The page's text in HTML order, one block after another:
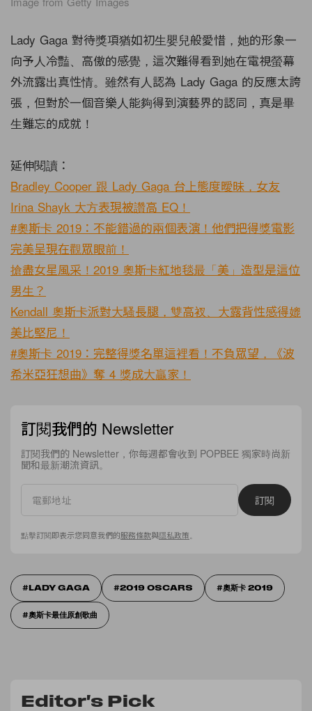
Lady Gaga 對待獎項猶如初生嬰兒般愛惜，她的形象一
向予人冷豔、高傲的感覺，這次難得看到她在電視螢幕
外流露出真性情。雖然有人認為 Lady Gaga 的反應太誇
張，但對於一個音樂人能夠得到演藝界的認同，真是畢
生難忘的成就！
延伸閱讀：
Bradley Cooper 跟 Lady Gaga 台上態度曖昧，女友
Irina Shayk 大方表現被讚高 EQ！
#奧斯卡 2019：不能錯過的兩個表演！他們把得獎電影
完美呈現在觀眾眼前！
搶盡女星風采！2019 奧斯卡紅地毯最「美」造型是這位
男生？
Kendall 奧斯卡派對大騷長腿，雙高衩、大露背性感得媲
美比堅尼！
#奧斯卡 2019：完整得獎名單這裡看！不負眾望，《波
希米亞狂想曲》奪 4 獎成大贏家！
訂閱我們的 Newsletter
訂閱我們的 Newsletter，你每週都會收到 POPBEE 獨家時尚新
聞和最新潮流資訊。
訂閱
點擊訂閱即表示您同意我們的服務條款與隱私政策
LADY GAGA 2019 OSCARS 奧斯卡 2019
奧斯卡最佳原創歌曲
Editor's Pick